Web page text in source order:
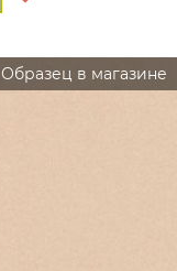
Образец в магазине